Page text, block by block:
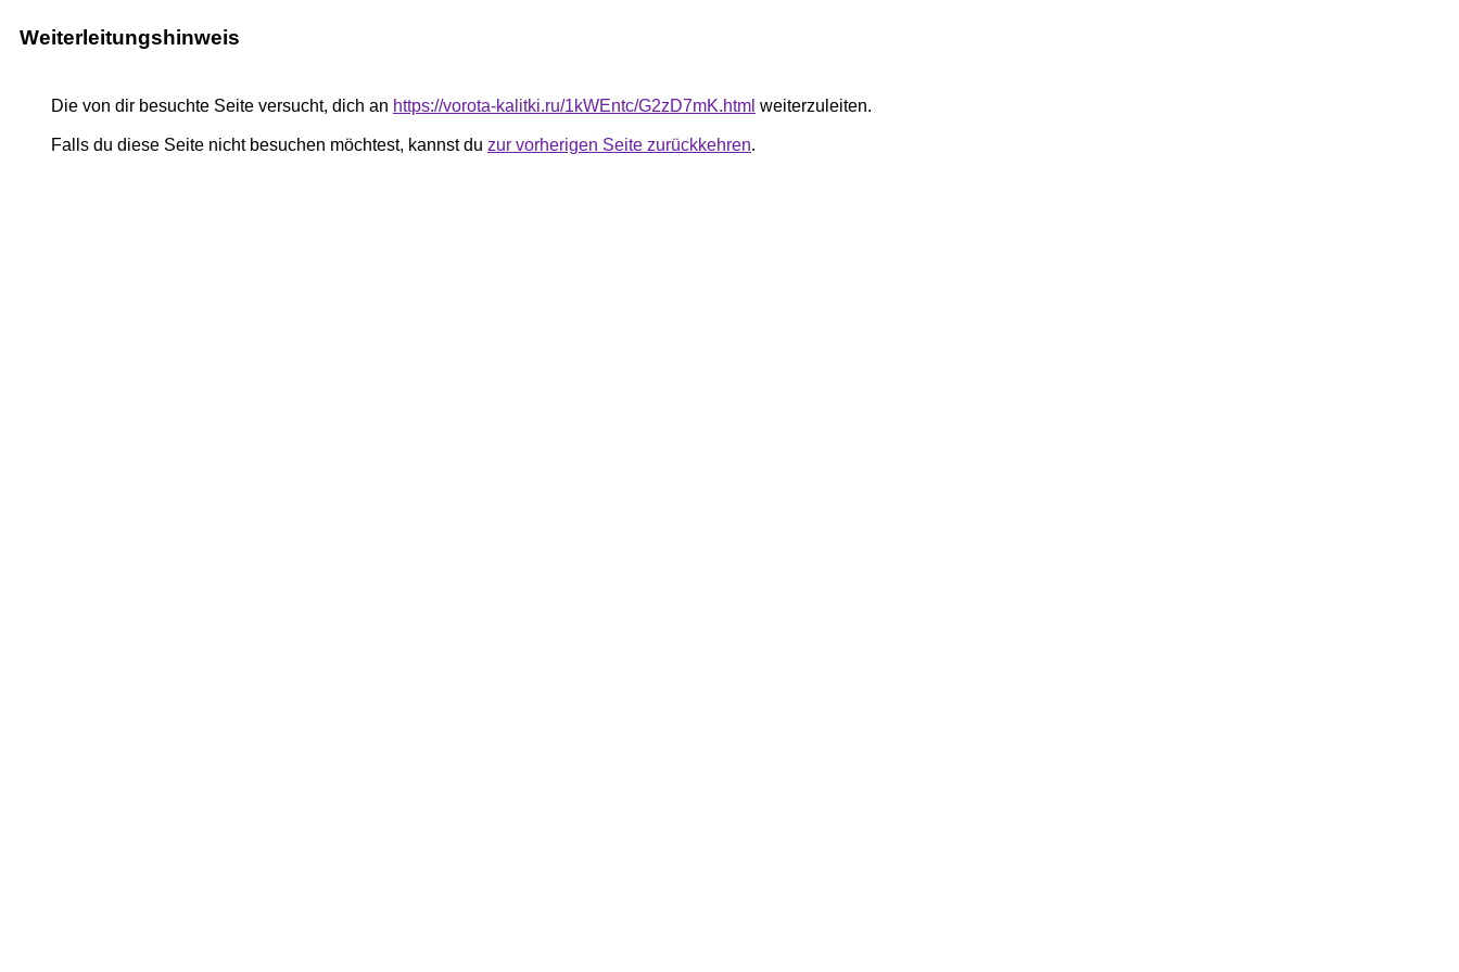
Weiterleitungshinweis
Die von dir besuchte Seite versucht, dich an https://vorota-kalitki.ru/1kWEntc/G2zD7mK.html weiterzuleiten.
Falls du diese Seite nicht besuchen möchtest, kannst du zur vorherigen Seite zurückkehren.